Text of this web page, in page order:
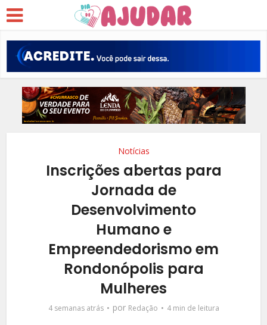
Notícias
Inscrições abertas para
Jornada de
Desenvolvimento
Humano e
Empreendedorismo em
Rondonópolis para
Mulheres
4 semanas atrás por Redação 4 min de leitura